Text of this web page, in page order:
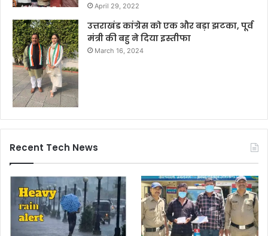
April 29, 2022
उत्तराखंड कांग्रेस को एक और बड़ा झटका, पूर्व
मंत्री की बहु ने दिया इस्तीफा
March 16, 2024
Recent Tech News